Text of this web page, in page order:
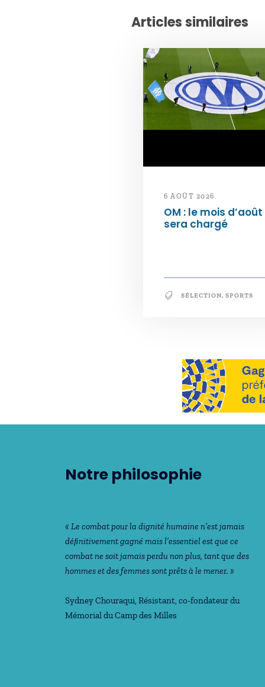
Articles similaires
6 AOÛT 2026
OM : le mois d’août
sera chargé
SÉLECTION, SPORTS
Notre philosophie
« Le combat pour la dignité humaine n’est jamais
déﬁnitivement gagné mais l’essentiel est que ce
combat ne soit jamais perdu non plus, tant que des
hommes et des femmes sont prêts à le mener. »
Sydney Chouraqui, Résistant, co-fondateur du
Mémorial du Camp des Milles